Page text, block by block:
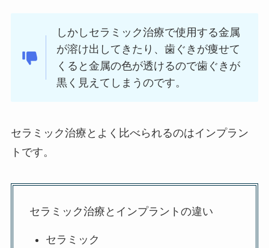
しかしセラミック治療で使用する金属
が溶け出してきたり、歯ぐきが痩せて
くると金属の色が透けるので歯ぐきが
黒く見えてしまうのです。
セラミック治療とよく比べられるのはインプラン
トです。
セラミック治療とインプラントの違い
セラミック